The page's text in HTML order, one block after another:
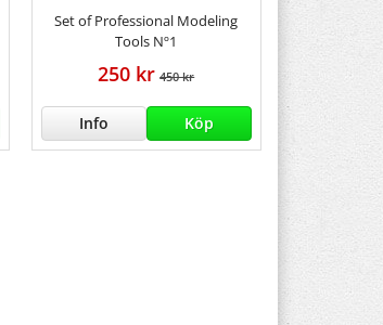
Set of Professional Modeling
Tools Nº1
250 kr 450 kr
Info Köp